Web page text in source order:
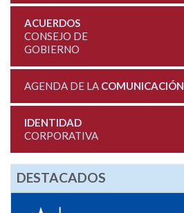
ACUERDOS
CONSEJO DE
GOBIERNO
AGENDA DE LA COMUNICACIÓN
IDENTIDAD
CORPORATIVA
DESTACADOS